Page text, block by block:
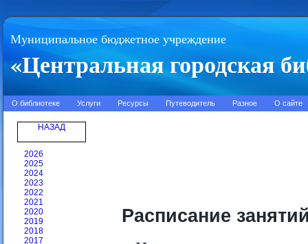
Муниципальное бюджетное учреждение
«Центральная городская
О библиотеке Услуги Ресурсы Путеводитель Разное О сайте
НАЗАД
2026
2025
2024
2023
2022
2021
2020
2019
2018
2017
Расписание